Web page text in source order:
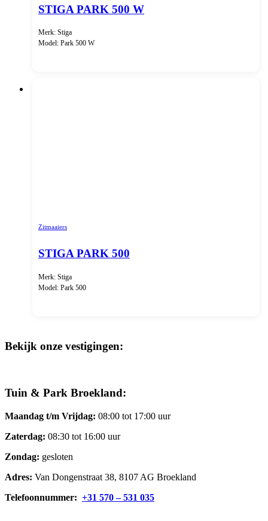
STIGA PARK 500 W
Merk: Stiga
Model: Park 500 W
Zitmaaiers
STIGA PARK 500
Merk: Stiga
Model: Park 500
Bekijk onze vestigingen:
Tuin & Park Broekland:
Maandag t/m Vrijdag: 08:00 tot 17:00 uur
Zaterdag: 08:30 tot 16:00 uur
Zondag: gesloten
Adres: Van Dongenstraat 38, 8107 AG Broekland
Telefoonnummer: +31 570 – 531 035